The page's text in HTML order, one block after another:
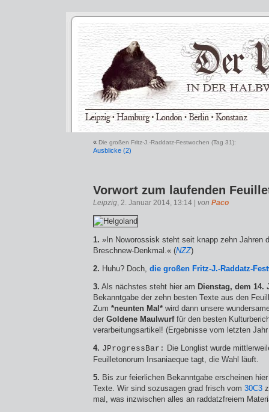
« Die großen Fritz-J.-Raddatz-Festwochen (Tag 31):
Ausblicke (2)
Vorwort zum laufenden
Leipzig, 2. Januar 2014, 13:14 | von Paco
1. »In Noworossisk steht seit knapp zehn Jahren
Breschnew-Denkmal.« (NZZ)
2. Huhu? Doch, die großen Fritz-J.-Raddatz-
3. Als nächstes steht hier am Dienstag, dem 14.
Bekanntgabe der zehn besten Texte aus den
Zum *neunten Mal* wird dann unsere
der Goldene Maulwurffür den besten
verarbeitungsartikel! (Ergebnisse vom letzten
4. JProgressBar: Die Longlist wurde
Feuilletonorum Insaniaeque tagt, die Wahl läuft.
5. Bis zur feierlichen Bekanntgabe erscheinen
Texte. Wir sind sozusagen grad frisch vom 30C3
mal, was inzwischen alles an raddatzfreiem